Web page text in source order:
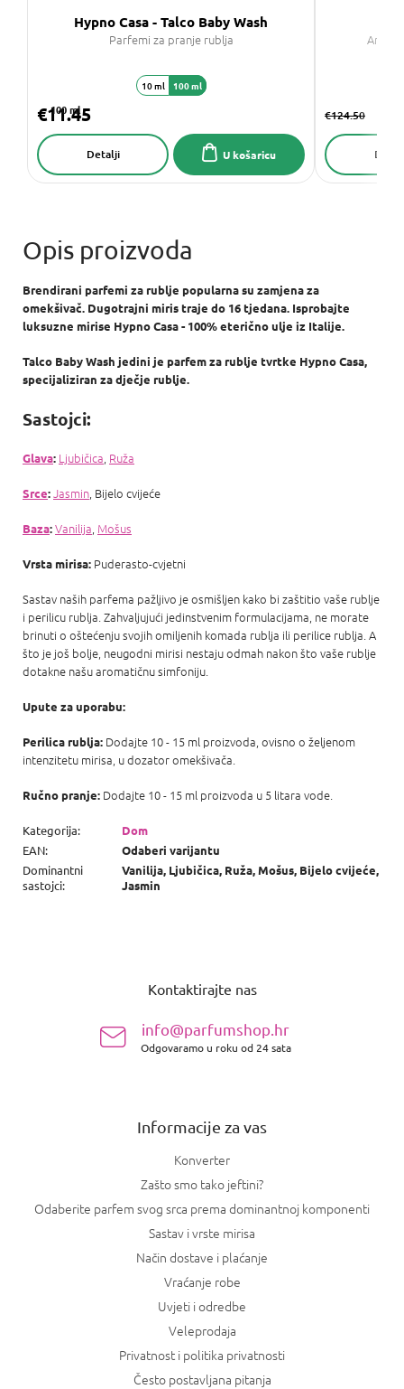
Hypno Casa - Talco Baby Wash
Parfemi za pranje rublja
100 ml
€11.45
U košaricu
Detalji
10 ml 100 ml
€124.50
Brendirani parfemi za rublje popularna su zamjena za
omekšivač. Dugotrajni miris traje do 16 tjedana. Isprobajte
luksuzne mirise Hypno Casa - 100% eterično ulje iz Italije.
Talco Baby Wash jedini je parfem za rublje tvrtke Hypno Casa,
specijaliziran za dječje rublje.
Sastojci:
Glava: Ljubičica Ruža
Srce:Jasmin , Bijelo cvijeće
Baza:Vanilija Mošus
Vrsta mirisa: Puderasto-cvjetni
Sastav naših parfema pažljivo je osmišljen kako bi zaštitio vaše rublje
i perilicu rublja. Zahvaljujući jedinstvenim formulacijama, ne morate
brinuti o oštećenju svojih omiljenih komada rublja ili perilice rublja. A
što je još bolje, neugodni mirisi nestaju odmah nakon što vaše rublje
dotakne našu aromatičnu simfoniju.
Upute za uporabu:
Perilica rublja: Dodajte 10 - 15 ml proizvoda, ovisno o željenom
intenzitetu mirisa, u dozator omekšivača.
Ručno pranje: Dodajte 10 - 15 ml proizvoda u 5 litara vode.
Kategorija:
Dom
EAN:
Odaberi varijantu
Dominantni
sastojci:
Vanilija, Ljubičica, Ruža, Mošus, Bijelo cvijeće,
Jasmin
Kontaktirajte nas
info@parfumshop.hr
Odgovaramo u roku od 24 sata
Informacije za vas
Konverter
Zašto smo tako jeftini?
Odaberite parfem svog srca prema dominantnoj komponenti
Sastav i vrste mirisa
Način dostave i plaćanje
Vraćanje robe
Uvjeti i odredbe
Veleprodaja
Privatnost i politika privatnosti
Često postavljana pitanja